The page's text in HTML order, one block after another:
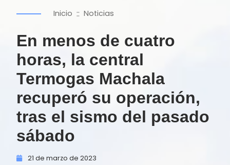
Inicio :: Noticias
En menos de cuatro
horas, la central
Termogas Machala
recuperó su operación,
tras el sismo del pasado
sábado
21 de marzo de 2023